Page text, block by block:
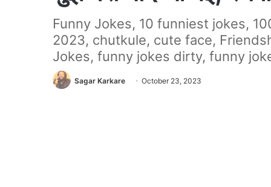
Funny Jokes, 10 funniest jokes,
2023, chutkule, cute face,
Jokes, funny jokes dirty, funny
Sagar Karkare October 23, 2023